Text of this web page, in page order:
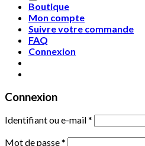
Boutique
Mon compte
Suivre votre commande
FAQ
Connexion
Connexion
Identifiant ou e-mail*
Mot de passe*